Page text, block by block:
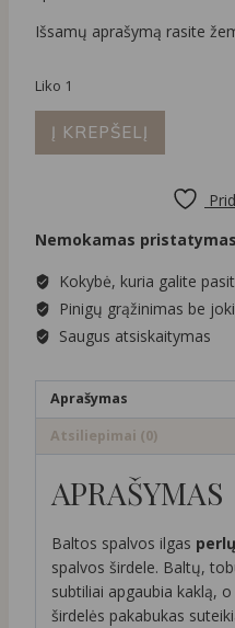
Išsamų aprašymą rasite
Liko 1
produkto
kiekis:
su
Į KREPŠELĮ
Nemokamas
Kokybė, kuria galite
Pinigų grąžinimas be
Saugus atsiskaitymas
Aprašymas
Atsiliepimai (0)
APRAŠYMAS
Baltos spalvos ilgas
spalvos širdele. Baltų,
subtiliai apgaubia kaklą,
širdelės pakabukas